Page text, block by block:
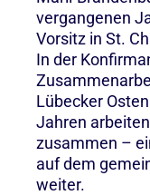
vergangenen
Vorsitz in St.
In der
Lübecker
Jahren
zusammen –
auf dem
weiter.